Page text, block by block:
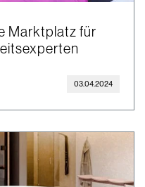
Marktplatz für
03.04.2024